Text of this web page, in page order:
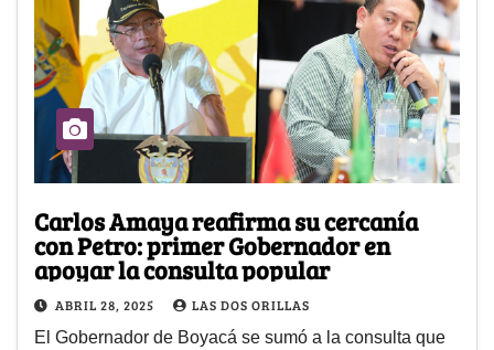
Carlos Amaya reafirma su cercanía
con Petro: primer Gobernador en
apoyar la consulta popular
ABRIL 28, 2025 LAS DOS ORILLAS
El Gobernador de Boyacá se sumó a la consulta que